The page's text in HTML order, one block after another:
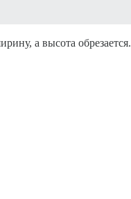
а высота обрезается.